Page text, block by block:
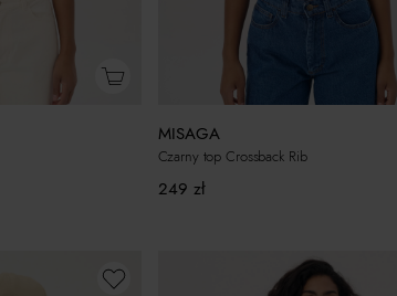
MISAGA
Czarny top Crossback Rib
249 zł